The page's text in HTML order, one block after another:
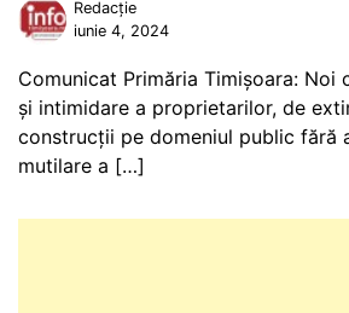
Redacție
iunie 4, 2024
Comunicat Primăria Timișoara: Noi
și intimidare a proprietarilor, de
construcții pe domeniul public fără
mutilare a […]